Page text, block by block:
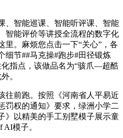
智能巡课、智能听评课、智能
智能评价等讲授全流程的数字化
里。麻烦您点击一下“关心”，各
细节##马克操#跑步#田径锻炼
指点，该做品名为“骇爪—超酷
。
前跑。按照《河南省人平易近
罚权的通知》要求，绿洲小学二
》以精美的手工别墅模子展示童
模子。